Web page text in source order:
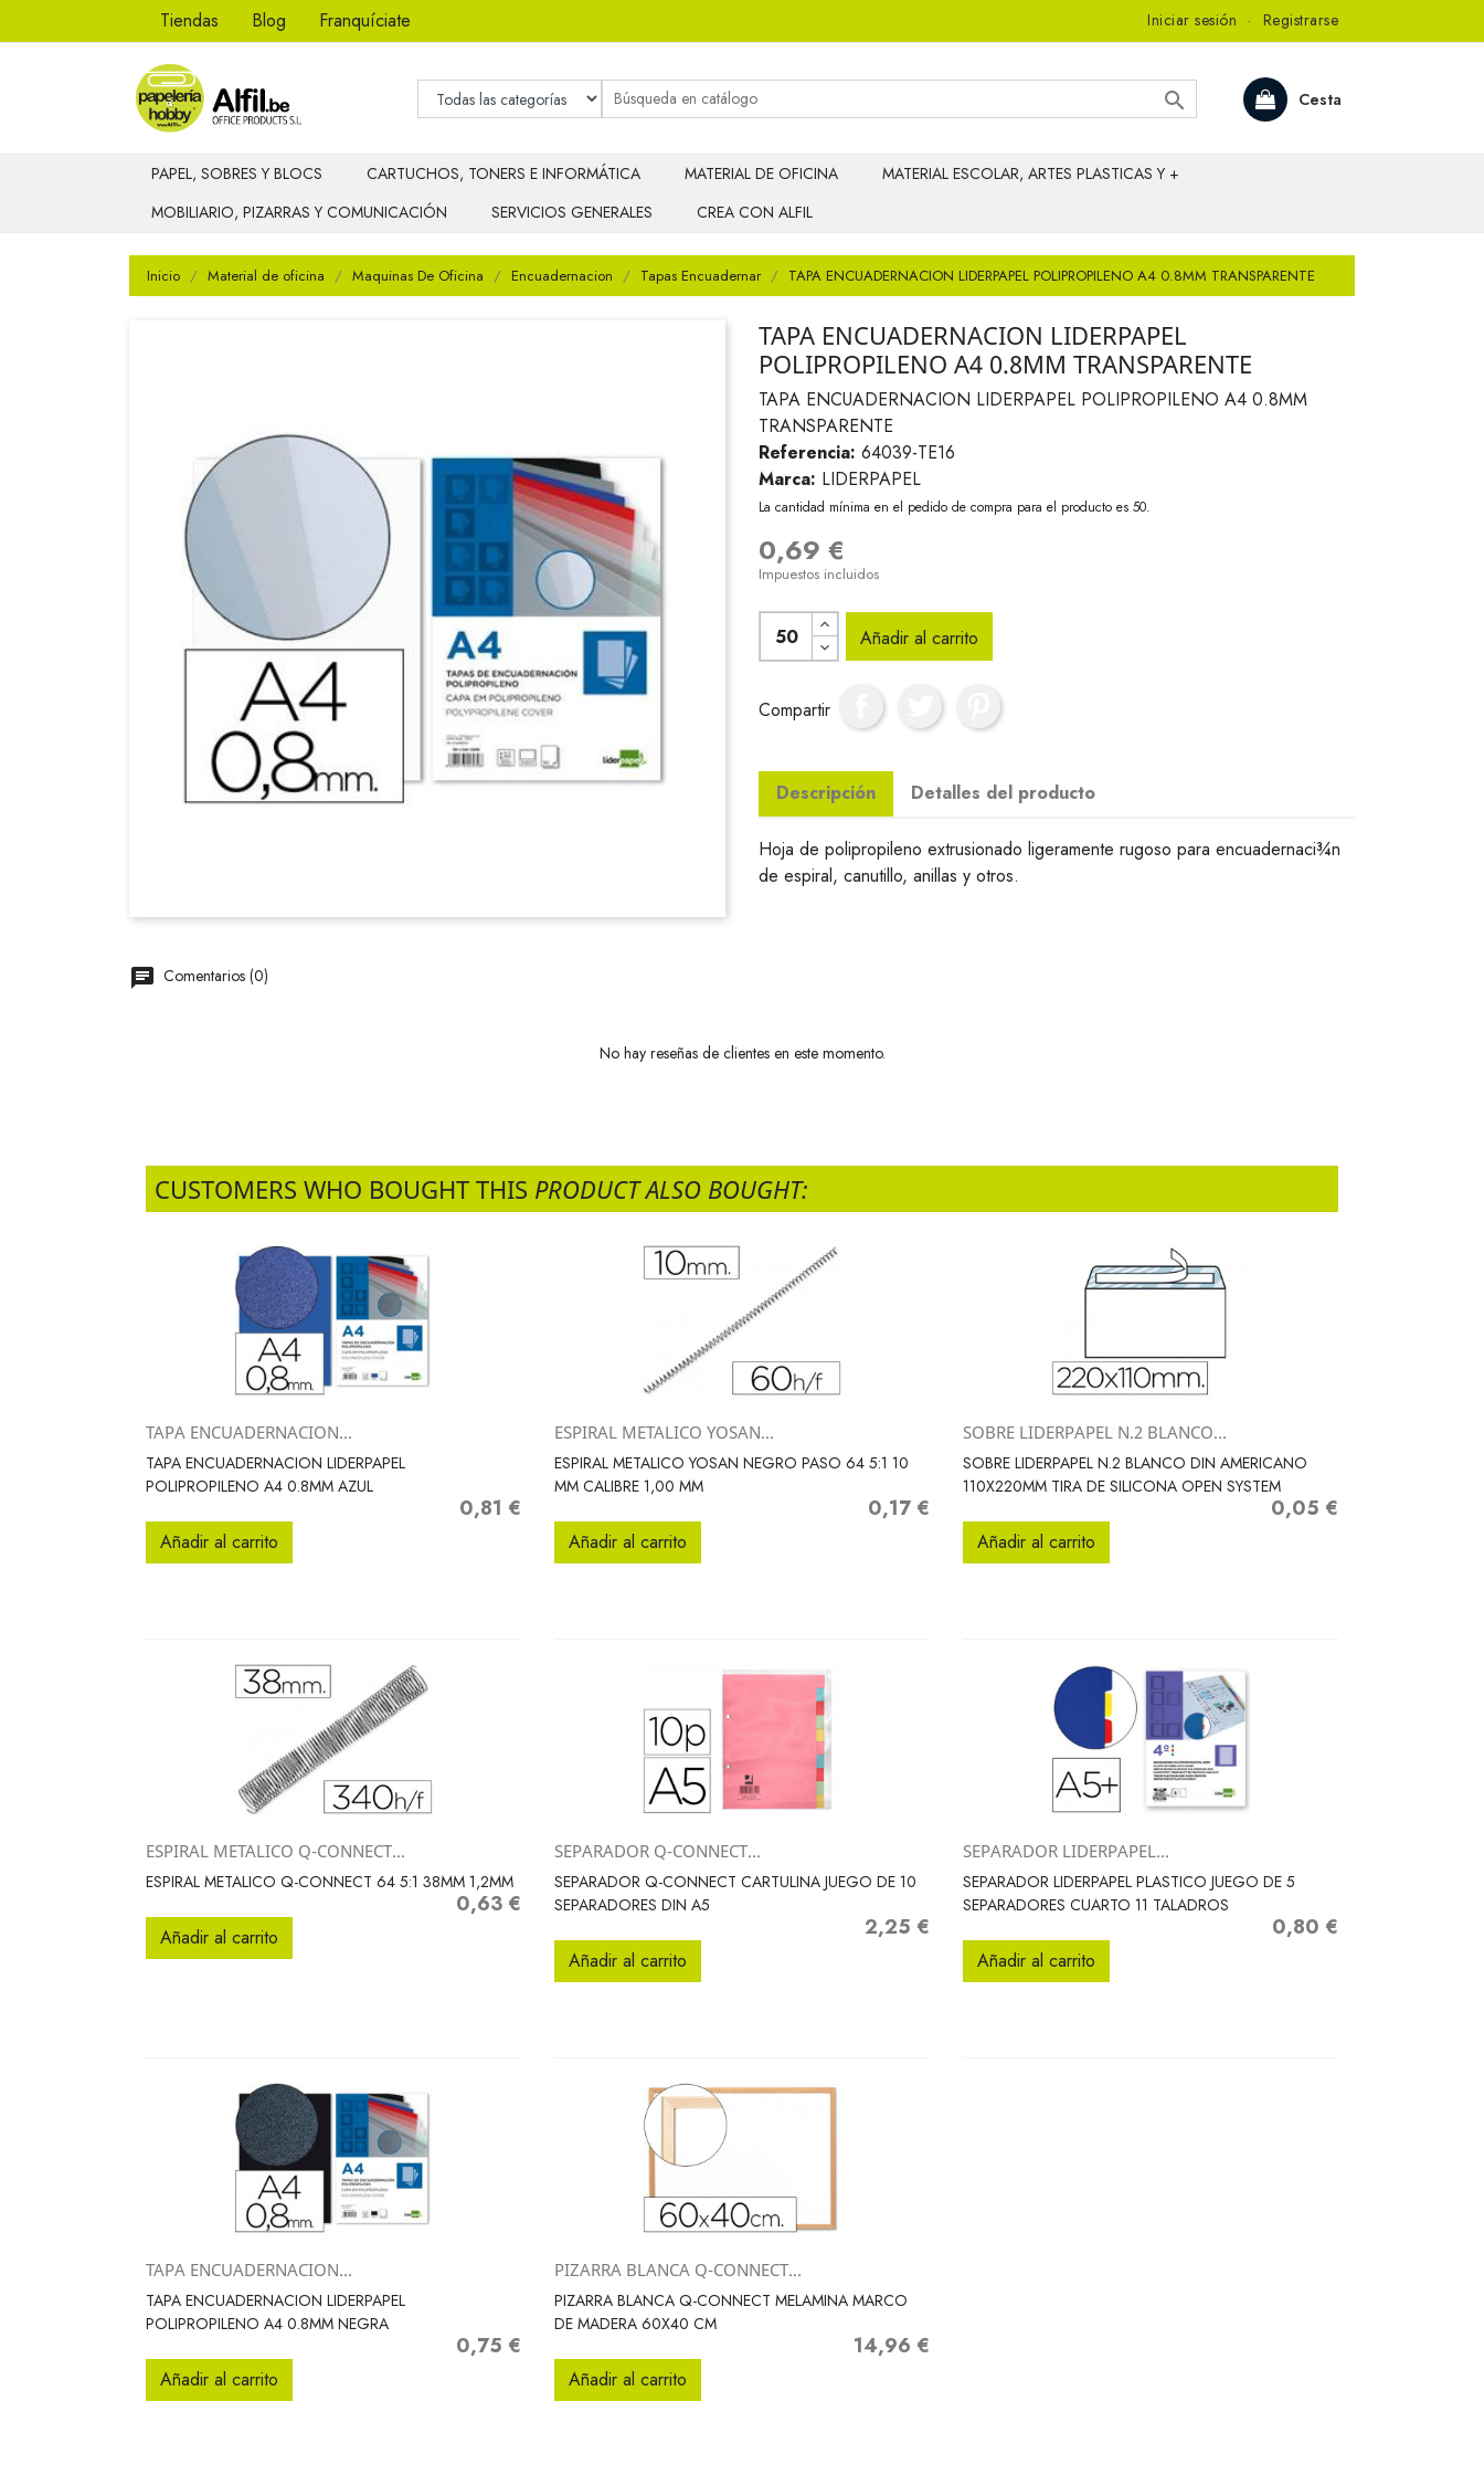
Tiendas Blog Franquíciate Iniciar sesión · Registrarse
Cesta

PAPEL, SOBRES Y BLOCS CARTUCHOS, TONERS E INFORMÁTICA MATERIAL DE OFICINA
MATERIAL ESCOLAR, ARTES PLASTICAS Y +
MOBILIARIO, PIZARRAS Y COMUNICACIÓN
SERVICIOS GENERALES CREA CON ALFIL
Inicio Material de oficina Maquinas De Oficina Encuadernacion Tapas Encuadernar TAPA ENCUADERNACION LIDERPAPEL POLIPROPILENO A4 0.8MM TRANSPARENTE
TAPA ENCUADERNACION LIDERPAPEL
POLIPROPILENO A4 0.8MM TRANSPARENTE
TAPA ENCUADERNACION LIDERPAPEL POLIPROPILENO A4 0.8MM
TRANSPARENTE
Referencia: 64039-TE16
Marca: LIDERPAPEL
La cantidad mínima en el pedido de compra para el producto es 50.
0,69 €
Impuestos incluidos
Añadir al carrito
Compartir
Descripción Detalles del producto
Hoja de polipropileno extrusionado ligeramente rugoso para encuadernaci¾n
de espiral, canutillo, anillas y otros.
Comentarios (0)
No hay reseñas de clientes en este momento.
CUSTOMERS WHO BOUGHT THIS PRODUCT ALSO BOUGHT:
 Vista rápida
TAPA ENCUADERNACION...
TAPA ENCUADERNACION LIDERPAPEL
POLIPROPILENO A4 0.8MM AZUL
Precio
0,81 €
Añadir al carrito
 Vista rápida
ESPIRAL METALICO YOSAN...
ESPIRAL METALICO YOSAN NEGRO PASO 64 5:1 10
MM CALIBRE 1,00 MM
Precio
0,17 €
Añadir al carrito
Vista rápida
SOBRE LIDERPAPEL N.2 BLANCO...
SOBRE LIDERPAPEL N.2 BLANCO DIN AMERICANO
110X220MM TIRA DE SILICONA OPEN SYSTEM
Precio
0,05 €
Añadir al carrito
 Vista rápida
ESPIRAL METALICO Q-CONNECT...
ESPIRAL METALICO Q-CONNECT 64 5:1 38MM 1,2MM
Precio
0,63 €
Añadir al carrito
Vista rápida
SEPARADOR Q-CONNECT...
SEPARADOR Q-CONNECT CARTULINA JUEGO DE 10
SEPARADORES DIN A5
Precio
2,25 €
Añadir al carrito
Vista rápida
SEPARADOR LIDERPAPEL...
SEPARADOR LIDERPAPEL PLASTICO JUEGO DE 5
SEPARADORES CUARTO 11 TALADROS
Precio
0,80 €
Añadir al carrito
 Vista rápida
TAPA ENCUADERNACION...
TAPA ENCUADERNACION LIDERPAPEL
POLIPROPILENO A4 0.8MM NEGRA
Precio
0,75 €
Añadir al carrito
 Vista rápida
PIZARRA BLANCA Q-CONNECT...
PIZARRA BLANCA Q-CONNECT MELAMINA MARCO
DE MADERA 60X40 CM
Precio
14,96 €
Añadir al carrito